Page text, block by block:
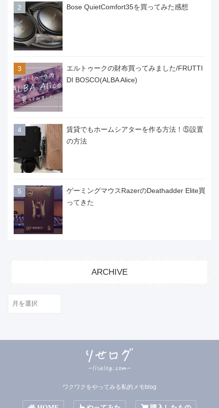
Bose QuietComfort35を買ってみた感想
エルトゥークの財布買ってみました/FRUTTI
DI BOSCO(ALBA Alice)
賃貸でもホームシアターを作る方法！⑤設置
の方法
ゲーミングマウスRazerのDeathadder Elite買
ってきた
ARCHIVE
ワクワクをやってみる私的メモblog